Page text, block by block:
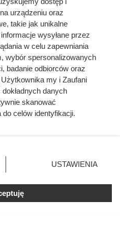
może być
dla Twojego
kaloryczna pułapka?
diecie, jakie ma wartości i jak
urządzeniu oraz
takie jak unikalne
wysyłane przez
w celu zapewniania
wybór spersonalizowanych
badanie odbiorców oraz
Użytkownika my i Zaufani
danych
skanować
celów identyfikacji.
ustawień prywatności
rogu strony
nie wymagają zgody
sprzeciwić się takiemu
miały zastosowania tylko
USTAWIENIA